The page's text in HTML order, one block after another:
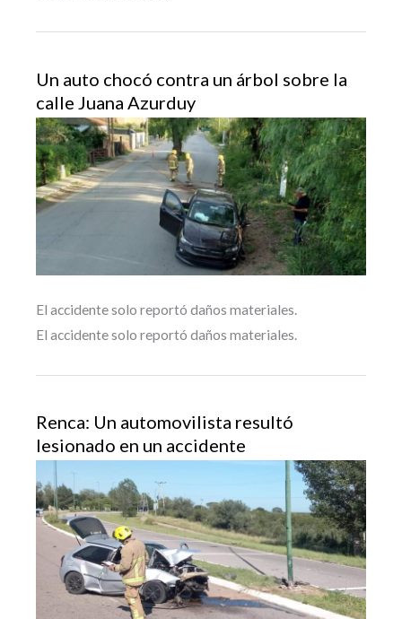
Un auto chocó contra un árbol sobre la
calle Juana Azurduy
El accidente solo reportó daños materiales.
El accidente solo reportó daños materiales.
Renca: Un automovilista resultó
lesionado en un accidente